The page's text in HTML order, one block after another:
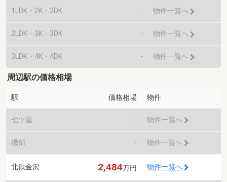
1LDK・2K・2DK - 物件一覧へ
2LDK・3K・3DK - 物件一覧へ
3LDK・4K・4DK - 物件一覧へ
周辺駅の価格相場
駅 価格相場 物件
七ツ屋 - 物件一覧へ
磯部 - 物件一覧へ
北鉄金沢 2,484万円 物件一覧へ